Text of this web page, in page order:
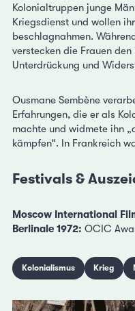
Kolonialtruppen junge
Kriegsdienst und wollen
beschlagnahmen.
verstecken die Frauen
Unterdrückung und
Ousmane Sembène
Erfahrungen, die er als
machte und widmete ihn
kämpfen“. In Frankreich
Festivals &
Moscow International
Berlinale 1972: OCIC
Kolonialismus Krieg